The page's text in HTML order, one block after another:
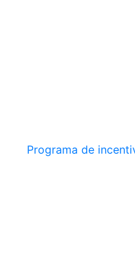
Programa de